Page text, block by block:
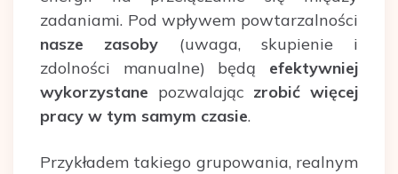
zadaniami. Pod wpływem powtarzalności
nasze zasoby (uwaga, skupienie i
zdolności manualne) będą efektywniej
wykorzystane pozwalając zrobić więcej
pracy w tym samym czasie.
Przykładem takiego grupowania, realnym